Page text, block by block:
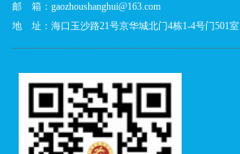
邮 箱：gaozhoushanghui@163.com
地 址：海口玉沙路21号京华城北门4栋1-4号门501室